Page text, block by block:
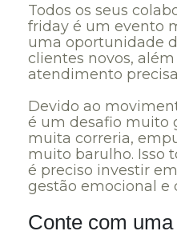
Todos os seus
friday é um evento
uma oportunidade
clientes novos,
atendimento
Devido ao
é um desafio muito
muita correria,
muito barulho. Isso
é preciso investir
gestão emocional
Conte com